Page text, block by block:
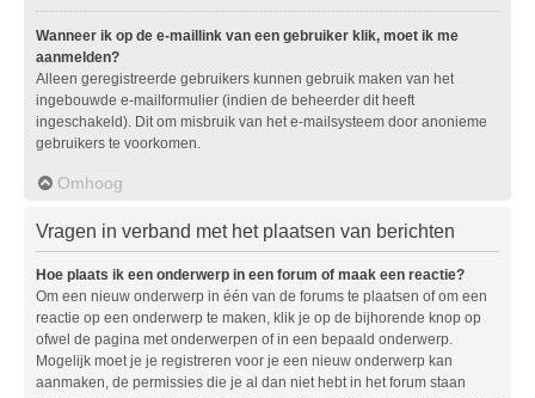
Wanneer ik op de e-maillink van een gebruiker klik, moet ik me
aanmelden?
Alleen geregistreerde gebruikers kunnen gebruik maken van het
ingebouwde e-mailformulier (indien de beheerder dit heeft
ingeschakeld). Dit om misbruik van het e-mailsysteem door anonieme
gebruikers te voorkomen.
Omhoog
Vragen in verband met het plaatsen van berichten
Hoe plaats ik een onderwerp in een forum of maak een reactie?
Om een nieuw onderwerp in één van de forums te plaatsen of om een
reactie op een onderwerp te maken, klik je op de bijhorende knop op
ofwel de pagina met onderwerpen of in een bepaald onderwerp.
Mogelijk moet je je registreren voor je een nieuw onderwerp kan
aanmaken, de permissies die je al dan niet hebt in het forum staan